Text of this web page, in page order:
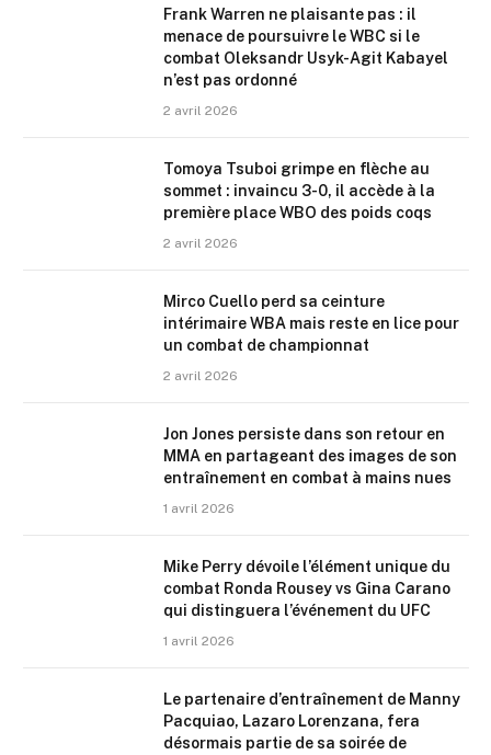
Frank Warren ne plaisante pas : il
menace de poursuivre le WBC si le
combat Oleksandr Usyk-Agit Kabayel
n’est pas ordonné
2 avril 2026
Tomoya Tsuboi grimpe en flèche au
sommet : invaincu 3-0, il accède à la
première place WBO des poids coqs
2 avril 2026
Mirco Cuello perd sa ceinture
intérimaire WBA mais reste en lice pour
un combat de championnat
2 avril 2026
Jon Jones persiste dans son retour en
MMA en partageant des images de son
entraînement en combat à mains nues
1 avril 2026
Mike Perry dévoile l’élément unique du
combat Ronda Rousey vs Gina Carano
qui distinguera l’événement du UFC
1 avril 2026
Le partenaire d’entraînement de Manny
Pacquiao, Lazaro Lorenzana, fera
désormais partie de sa soirée de